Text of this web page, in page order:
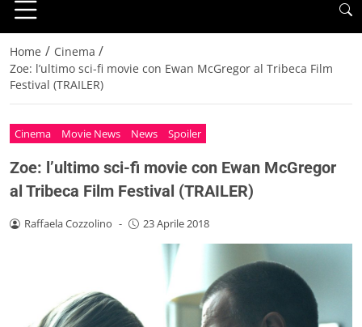
Home / Cinema /
Zoe: l’ultimo sci-fi movie con Ewan McGregor al Tribeca Film
Festival (TRAILER)
Cinema Movie News News Spoiler
Zoe: l’ultimo sci-fi movie con Ewan McGregor
al Tribeca Film Festival (TRAILER)
Raffaela Cozzolino - 23 Aprile 2018